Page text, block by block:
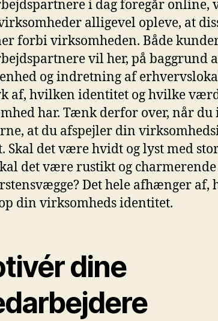
i dag foregår online,
alligevel opleve, at
forbi virksomheden. Både
vil her, på baggrund
og indretning af
af, hvilken identitet og hvilke
har. Tænk derfor over, når
at du afspejler din
Skal det være hvidt og lyst med
det være rustikt og
Det hele afhænger af,
din virksomheds identitet.
dine